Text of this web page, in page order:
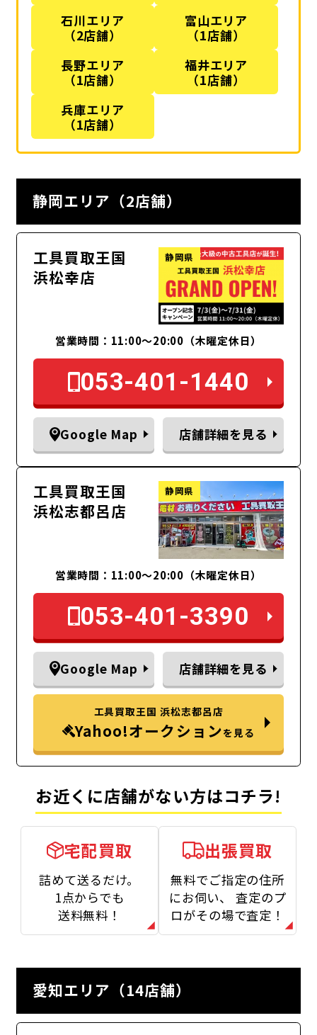
石川エリア
（2店舗）
富山エリア
（1店舗）
長野エリア
（1店舗）
福井エリア
（1店舗）
兵庫エリア
（1店舗）
静岡エリア（2店舗）
工具買取王国
浜松幸店
静岡県
営業時間：11:00〜20:00（木曜定休日）
053-401-1440
Google Map 店舗詳細を見る
工具買取王国
浜松志都呂店
静岡県
営業時間：11:00～20:00（木曜定休日）
053-401-3390
Google Map 店舗詳細を見る
工具買取王国 浜松志都呂店
Yahoo!オークションを見る
お近くに店舗がない方はコチラ!
宅配買取
詰めて送るだけ。
1点からでも
送料無料！
出張買取
無料でご指定の住所
にお伺い、
査定のプ
ロがその場で査定！
愛知エリア（14店舗）